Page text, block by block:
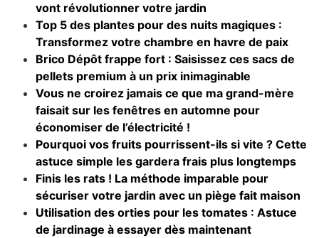
vont révolutionner votre jardin
Top 5 des plantes pour des nuits magiques :
Transformez votre chambre en havre de paix
Brico Dépôt frappe fort : Saisissez ces sacs de
pellets premium à un prix inimaginable
Vous ne croirez jamais ce que ma grand-mère
faisait sur les fenêtres en automne pour
économiser de l’électricité !
Pourquoi vos fruits pourrissent-ils si vite ? Cette
astuce simple les gardera frais plus longtemps
Finis les rats ! La méthode imparable pour
sécuriser votre jardin avec un piège fait maison
Utilisation des orties pour les tomates : Astuce
de jardinage à essayer dès maintenant